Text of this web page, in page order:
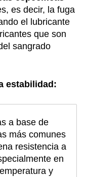
es decir, la fuga
el lubricante
que son
sangrado
estabilidad:
a base de
más comunes
resistencia a
en
y